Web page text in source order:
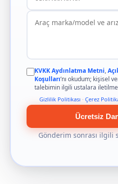
KVKK Aydınlatma Metni,
Koşulları’nı okudum; kişisel
talebimin ilgili ustalara
Gizlilik Politikası · Çerez
Ücretsiz
Gönderim sonrası ilgili